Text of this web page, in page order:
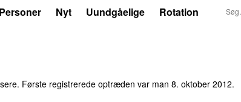
Personer Nyt Uundgåelige Rotation
Første registrerede optræden var man 8. oktober 2012.